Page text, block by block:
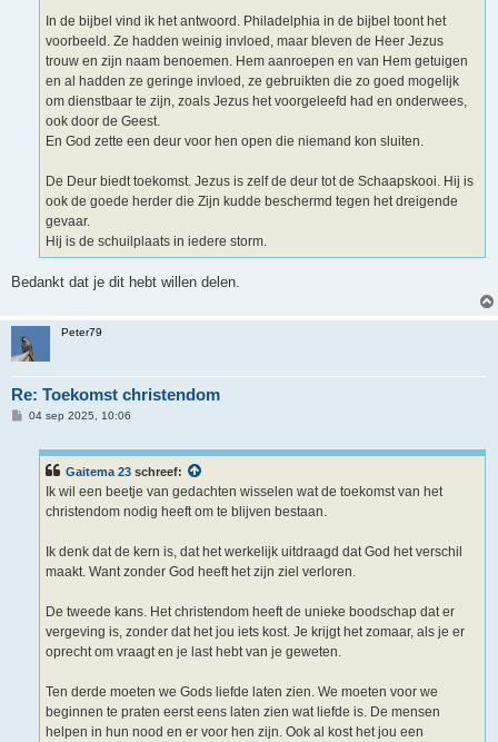
In de bijbel vind ik het antwoord. Philadelphia in de bijbel toont het
voorbeeld. Ze hadden weinig invloed, maar bleven de Heer Jezus
trouw en zijn naam benoemen. Hem aanroepen en van Hem getuigen
en al hadden ze geringe invloed, ze gebruikten die zo goed mogelijk
om dienstbaar te zijn, zoals Jezus het voorgeleefd had en onderwees,
ook door de Geest.
En God zette een deur voor hen open die niemand kon sluiten.
De Deur biedt toekomst. Jezus is zelf de deur tot de Schaapskooi. Hij is
ook de goede herder die Zijn kudde beschermd tegen het dreigende
gevaar.
Hij is de schuilplaats in iedere storm.
Bedankt dat je dit hebt willen delen.
Peter79
Re: Toekomst christendom
B04 sep 2025, 10:06
Gaitema 23 schreef:
Ik wil een beetje van gedachten wisselen wat de toekomst van het
christendom nodig heeft om te blijven bestaan.
Ik denk dat de kern is, dat het werkelijk uitdraagd dat God het verschil
maakt. Want zonder God heeft het zijn ziel verloren.
De tweede kans. Het christendom heeft de unieke boodschap dat er
vergeving is, zonder dat het jou iets kost. Je krijgt het zomaar, als je er
oprecht om vraagt en je last hebt van je geweten.
Ten derde moeten we Gods liefde laten zien. We moeten voor we
beginnen te praten eerst eens laten zien wat liefde is. De mensen
helpen in hun nood en er voor hen zijn. Ook al kost het jou een